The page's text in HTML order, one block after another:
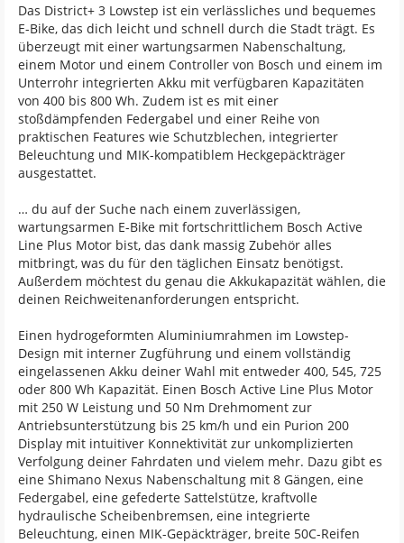
Das District+ 3 Lowstep ist ein verlässliches und bequemes
E-Bike, das dich leicht und schnell durch die Stadt trägt. Es
überzeugt mit einer wartungsarmen Nabenschaltung,
einem Motor und einem Controller von Bosch und einem im
Unterrohr integrierten Akku mit verfügbaren Kapazitäten
von 400 bis 800 Wh. Zudem ist es mit einer
stoßdämpfenden Federgabel und einer Reihe von
praktischen Features wie Schutzblechen, integrierter
Beleuchtung und MIK-kompatiblem Heckgepäckträger
ausgestattet.
… du auf der Suche nach einem zuverlässigen,
wartungsarmen E-Bike mit fortschrittlichem Bosch Active
Line Plus Motor bist, das dank massig Zubehör alles
mitbringt, was du für den täglichen Einsatz benötigst.
Außerdem möchtest du genau die Akkukapazität wählen, die
deinen Reichweitenanforderungen entspricht.
Einen hydrogeformten Aluminiumrahmen im Lowstep-
Design mit interner Zugführung und einem vollständig
eingelassenen Akku deiner Wahl mit entweder 400, 545, 725
oder 800 Wh Kapazität. Einen Bosch Active Line Plus Motor
mit 250 W Leistung und 50 Nm Drehmoment zur
Antriebsunterstützung bis 25 km/h und ein Purion 200
Display mit intuitiver Konnektivität zur unkomplizierten
Verfolgung deiner Fahrdaten und vielem mehr. Dazu gibt es
eine Shimano Nexus Nabenschaltung mit 8 Gängen, eine
Federgabel, eine gefederte Sattelstütze, kraftvolle
hydraulische Scheibenbremsen, eine integrierte
Beleuchtung, einen MIK-Gepäckträger, breite 50C-Reifen